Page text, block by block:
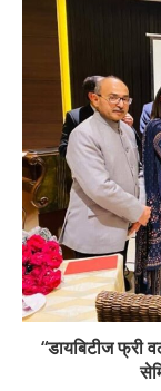
“डायबिटीज फ्री